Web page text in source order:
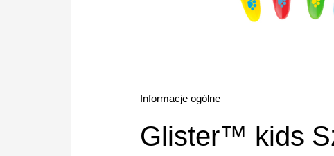
Informacje ogólne
Glister™ kids